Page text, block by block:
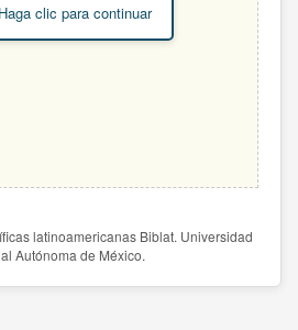
clic para continuar
latinoamericanas Biblat. Universidad
Autónoma de México.